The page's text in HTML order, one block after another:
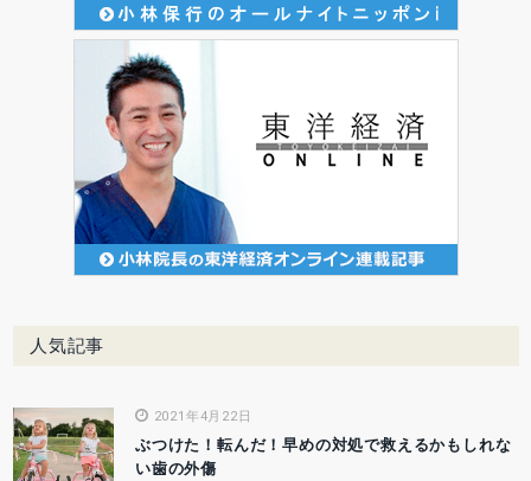
人気記事
2021年4月22日
ぶつけた！転んだ！早めの対処で救えるかもしれな
い歯の外傷